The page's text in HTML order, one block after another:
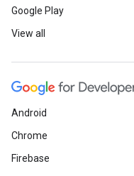
Google Play
View all
Android
Chrome
Firebase